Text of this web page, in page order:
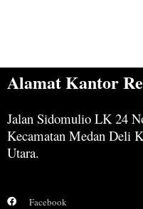
Alamat Kantor
Jalan Sidomulio LK 24
Kecamatan Medan Deli
Utara.
Facebook